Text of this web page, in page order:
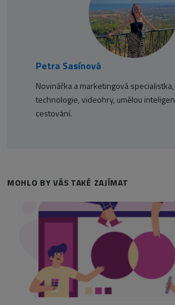
Petra Sasínová
Novinářka a marketingová
technologie, videohry, umělou
cestování.
MOHLO BY VÁS TAKÉ ZAJÍMAT